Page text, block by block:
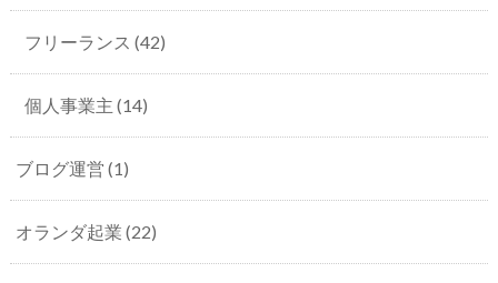
フリーランス (42)
個人事業主 (14)
ブログ運営 (1)
オランダ起業 (22)